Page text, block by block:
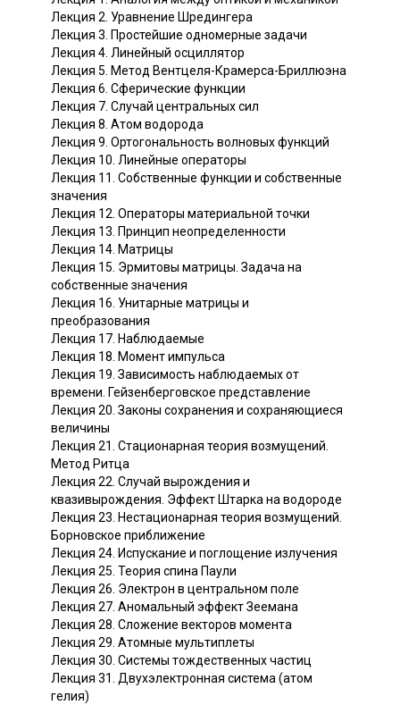
Лекция 2. Уравнение Шредингера
Лекция 3. Простейшие одномерные задачи
Лекция 4. Линейный осциллятор
Лекция 5. Метод Вентцеля-Крамерса-Бриллюэна
Лекция 6. Сферические функции
Лекция 7. Случай центральных сил
Лекция 8. Атом водорода
Лекция 9. Ортогональность волновых функций
Лекция 10. Линейные операторы
Лекция 11. Собственные функции и собственные
значения
Лекция 12. Операторы материальной точки
Лекция 13. Принцип неопределенности
Лекция 14. Матрицы
Лекция 15. Эрмитовы матрицы. Задача на
собственные значения
Лекция 16. Унитарные матрицы и
преобразования
Лекция 17. Наблюдаемые
Лекция 18. Момент импульса
Лекция 19. Зависимость наблюдаемых от
времени. Гейзенберговское представление
Лекция 20. Законы сохранения и сохраняющиеся
величины
Лекция 21. Стационарная теория возмущений.
Метод Ритца
Лекция 22. Случай вырождения и
квазивырождения. Эффект Штарка на водороде
Лекция 23. Нестационарная теория возмущений.
Борновское приближение
Лекция 24. Испускание и поглощение излучения
Лекция 25. Теория спина Паули
Лекция 26. Электрон в центральном поле
Лекция 27. Аномальный эффект Зеемана
Лекция 28. Сложение векторов момента
Лекция 29. Атомные мультиплеты
Лекция 30. Системы тождественных частиц
Лекция 31. Двухэлектронная система (атом
гелия)